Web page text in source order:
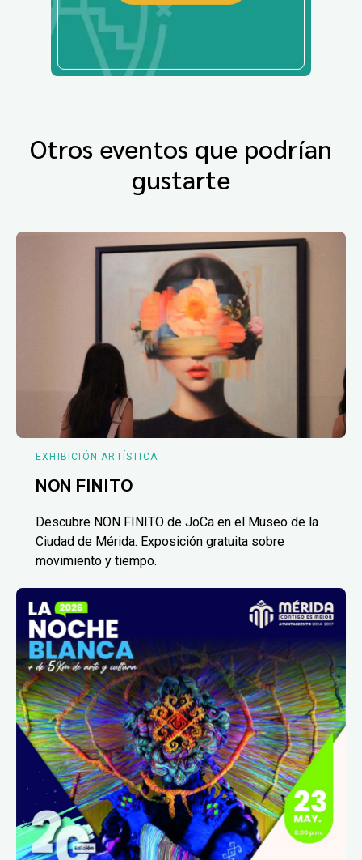
Otros eventos que podrían
gustarte
EXHIBICIÓN ARTÍSTICA
NON FINITO
Descubre NON FINITO de JoCa en el Museo de la
Ciudad de Mérida. Exposición gratuita sobre
movimiento y tiempo.